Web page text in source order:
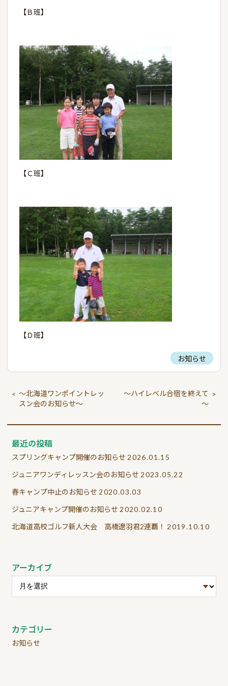
【Ｂ班】
【Ｃ班】
【Ｄ班】
お知らせ
< ～北海道ワンポイントレッ
スン会のお知らせ～
～ハイレベル合宿を終えて
～
>
最近の投稿
スプリングキャンプ開催のお知らせ 2026.01.15
ジュニアワンディレッスン会のお知らせ 2023.05.22
春キャンプ中止のお知らせ 2020.03.03
ジュニアキャンプ開催のお知らせ 2020.02.10
北海道高校ゴルフ新人大会 高橋遼羽君2連覇！ 2019.10.10
アーカイブ
カテゴリー
お知らせ